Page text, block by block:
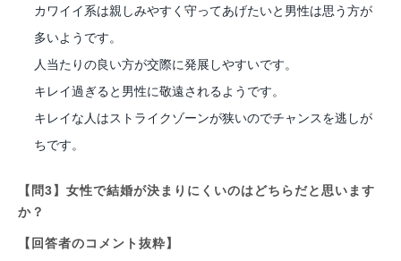
カワイイ系は親しみやすく守ってあげたいと男性は思う方が
多いようです。
人当たりの良い方が交際に発展しやすいです。
キレイ過ぎると男性に敬遠されるようです。
キレイな人はストライクゾーンが狭いのでチャンスを逃しが
ちです。
【問3】女性で結婚が決まりにくいのはどちらだと思います
か？
【回答者のコメント抜粋】